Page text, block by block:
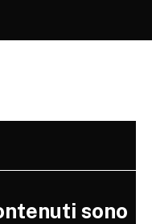
sono